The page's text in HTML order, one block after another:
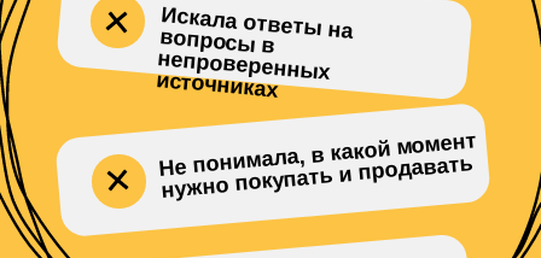
Искала ответы на
вопросы в
непроверенных
источниках
Не понимала, в какой момент
нужно покупать и продавать